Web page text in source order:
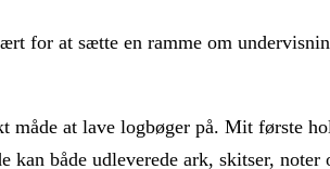
for at sætte en ramme om
måde at lave logbøger på. Mit første
kan både udleverede ark, skitser, noter